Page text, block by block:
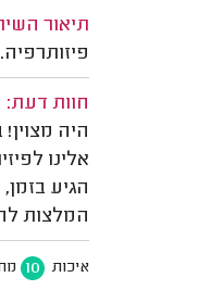
תיאור
פיזותרפיה.
חוות דעת:
היה
אלינו
הגיע
המלצות
איכות 10